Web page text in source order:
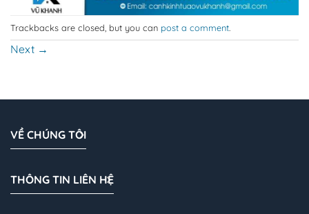
Trackbacks are closed, but you can post a comment.
Next →
VỀ CHÚNG TÔI
THÔNG TIN LIÊN HỆ